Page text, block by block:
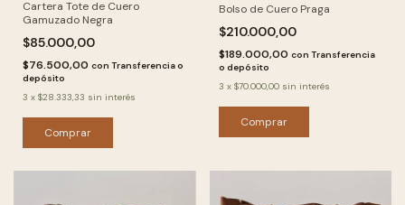
Cartera Tote de Cuero
Gamuzado Negra
$85.000,00
$76.500,00 con Transferencia o
depósito
3 x $28.333,33 sin interés
Comprar
Bolso de Cuero Praga
$210.000,00
$189.000,00 con Transferencia
o depósito
3 x $70.000,00 sin interés
Comprar